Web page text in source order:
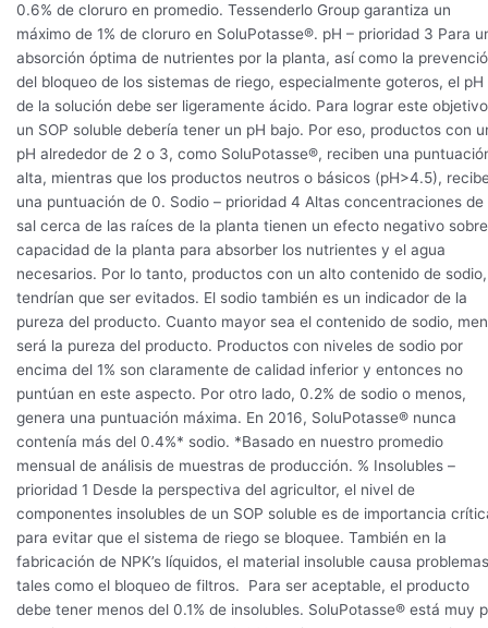
0.6% de cloruro en promedio. Tessenderlo Group garantiza un
máximo de 1% de cloruro en SoluPotasse®. pH – prioridad 3 Para
absorción óptima de nutrientes por la planta, así como la
del bloqueo de los sistemas de riego, especialmente goteros, el pH
de la solución debe ser ligeramente ácido. Para lograr este
un SOP soluble debería tener un pH bajo. Por eso, productos con
pH alrededor de 2 o 3, como SoluPotasse®, reciben una
alta, mientras que los productos neutros o básicos (pH>4.5),
una puntuación de 0. Sodio – prioridad 4 Altas concentraciones de
sal cerca de las raíces de la planta tienen un efecto negativo
capacidad de la planta para absorber los nutrientes y el agua
necesarios. Por lo tanto, productos con un alto contenido de sodio,
tendrían que ser evitados. El sodio también es un indicador de la
pureza del producto. Cuanto mayor sea el contenido de sodio,
será la pureza del producto. Productos con niveles de sodio por
encima del 1% son claramente de calidad inferior y entonces no
puntúan en este aspecto. Por otro lado, 0.2% de sodio o menos,
genera una puntuación máxima. En 2016, SoluPotasse® nunca
contenía más del 0.4%* sodio. *Basado en nuestro promedio
mensual de análisis de muestras de producción. % Insolubles –
prioridad 1 Desde la perspectiva del agricultor, el nivel de
componentes insolubles de un SOP soluble es de importancia
para evitar que el sistema de riego se bloquee. También en la
fabricación de NPK’s líquidos, el material insoluble causa
tales como el bloqueo de filtros. Para ser aceptable, el producto
debe tener menos del 0.1% de insolubles. SoluPotasse® está muy